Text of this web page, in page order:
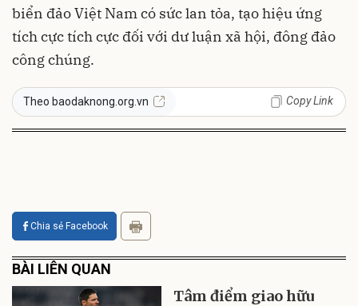
biển đảo Việt Nam có sức lan tỏa, tạo hiệu ứng
tích cực tích cực đối với dư luận xã hội, đông đảo
công chúng.
Theo baodaknong.org.vn Copy Link
Chia sẻ Facebook
BÀI LIÊN QUAN
Tâm điểm giao hữu